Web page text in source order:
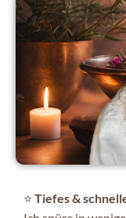
⭐ Tiefes &